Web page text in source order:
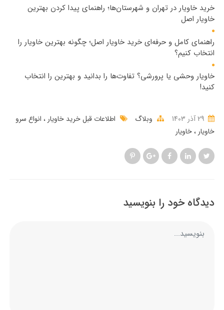
خرید خاویار در تهران و شهرستان‌ها؛ راهنمای پیدا کردن بهترین
خاویار اصل
راهنمای کامل و حرفه‌ای خرید خاویار اصل؛ چگونه بهترین خاویار را
انتخاب کنیم؟
خاویار وحشی یا پرورشی؟ تفاوت‌ها را بدانید و بهترین را انتخاب
کنید!
وبلاگ اطلاعات قبل خرید خاویار
انواع سرو
خاویار خاویار
دیدگاه خود را بنویسید